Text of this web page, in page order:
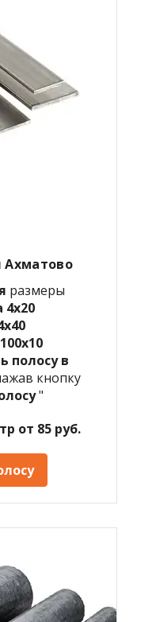
Ахматово
размеры
4х20
полосу в
кнопку
"
от 85 руб.